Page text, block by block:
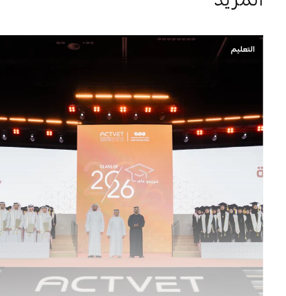
التعليم